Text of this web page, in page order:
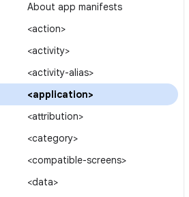
About app manifests
<action>
<activity>
<activity-alias>
<application>
<attribution>
<category>
<compatible-screens>
<data>